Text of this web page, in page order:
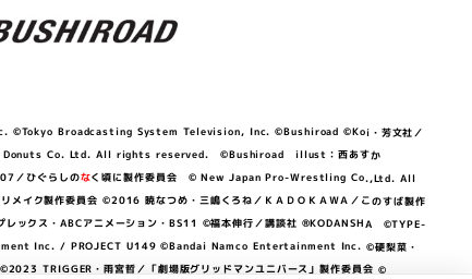
Broadcasting System Television, Inc. ©Bushiroad ©Koi・芳文社／
Donuts Co. Ltd. All rights reserved. ©Bushiroad illust：西あすか
／ひぐらしのなく頃に製作委員会 © New Japan Pro-Wrestling Co.,Ltd. All
製作委員会 ©2016 暁なつめ・三嶋くろね／ＫＡＤＯＫＡＷＡ／このすば製作
クス・ABCアニメーション・BS11 ©福本伸行／講談社 ®KODANSHA ©TYPE-
Inc. / PROJECT U149 ©Bandai Namco Entertainment Inc. ©硬梨菜・
TRIGGER・雨宮哲／「劇場版グリッドマンユニバース」製作委員会 ©